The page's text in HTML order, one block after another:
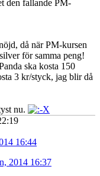
den fallande PM-
då när PM-kursen
för samma peng!
ska kosta 150
3 kr/styck, jag blir då
nu.
16:44
2014 16:37